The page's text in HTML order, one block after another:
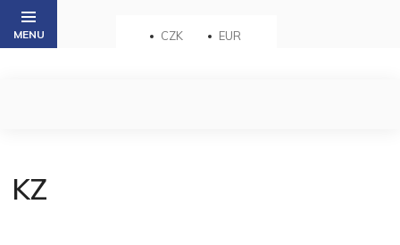
Přejít
obsah
CZK EUR
KZ